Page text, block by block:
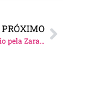
PRÓXIMO
pela Zara…